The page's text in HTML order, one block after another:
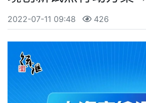
2022-07-11 09:48 426